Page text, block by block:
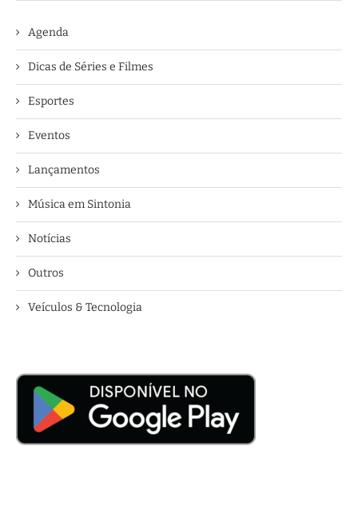
Agenda
Dicas de Séries e Filmes
Esportes
Eventos
Lançamentos
Música em Sintonia
Notícias
Outros
Veículos & Tecnologia